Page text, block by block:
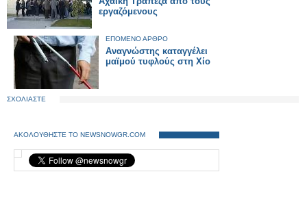
εργαζόμενους
ΕΠΟΜΕΝΟ ΑΡΘΡΟ
Αναγνώστης καταγγέλει
μαϊμού τυφλούς στη Χίο
ΣΧΟΛΙΑΣΤΕ
ΑΚΟΛΟΥΘΗΣΤΕ ΤΟ NEWSNOWGR.COM